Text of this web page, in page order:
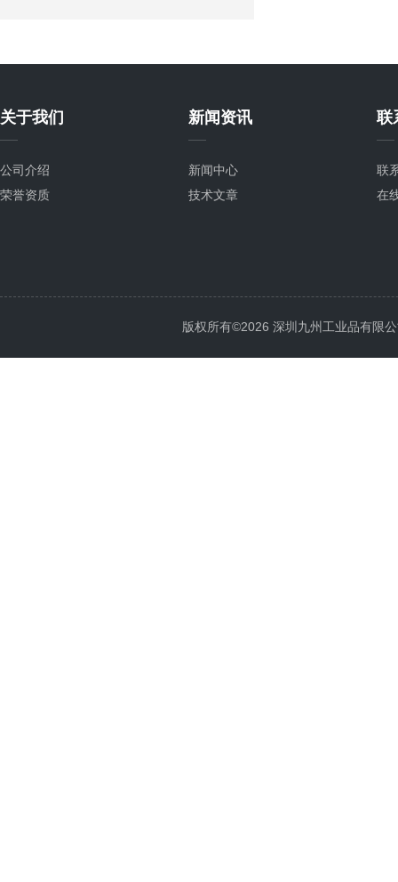
关于我们
公司介绍
荣誉资质
新闻资讯
新闻中心
技术文章
联
联
在
版权所有©2026 深圳九州工业品有限